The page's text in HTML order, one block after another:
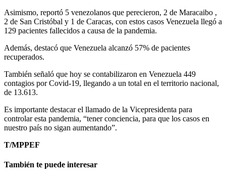
Asimismo, reportó 5 venezolanos que perecieron, 2 de Maracaibo ,
2 de San Cristóbal y 1 de Caracas, con estos casos Venezuela llegó a
129 pacientes fallecidos a causa de la pandemia.
Además, destacó que Venezuela alcanzó 57% de pacientes
recuperados.
También señaló que hoy se contabilizaron en Venezuela 449
contagios por Covid-19, llegando a un total en el territorio nacional,
de 13.613.
Es importante destacar el llamado de la Vicepresidenta para
controlar esta pandemia, “tener conciencia, para que los casos en
nuestro país no sigan aumentando”.
T/MPPEF
También te puede interesar